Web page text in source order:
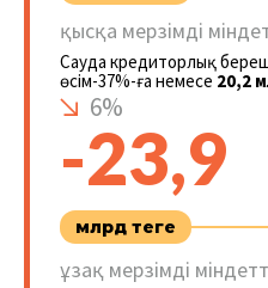
қысқа мерзімді
Сауда кредиторлық
өсім-37%-ға немесе 20,2
6%
-23,9
млрд теңге
ұзақ мерзімді